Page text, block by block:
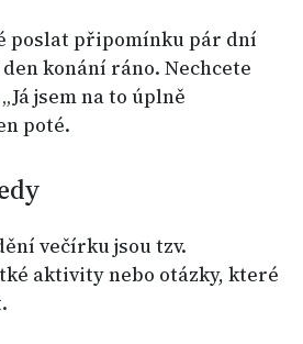
poslat připomínku pár dní
konání ráno. Nechcete
jsem na to úplně
poté.
večírku jsou tzv.
aktivity nebo otázky, které